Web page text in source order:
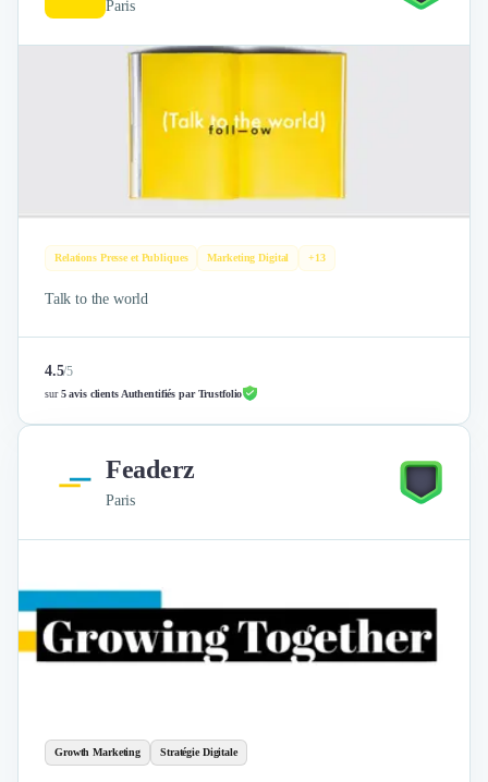
Paris
Relations Presse et Publiques Marketing Digital +13
Talk to the world
4.5/5
sur5 avis clients Authentifiés par Trustfolio
Feaderz
Paris
Growth Marketing Stratégie Digitale